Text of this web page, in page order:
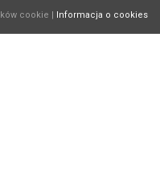
cookie | Informacja o cookies